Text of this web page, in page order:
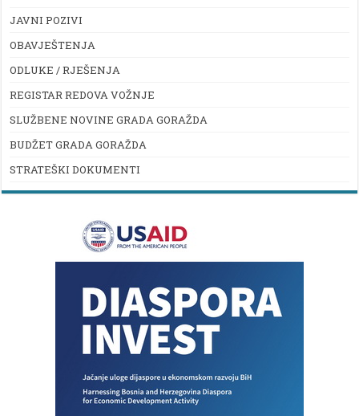
JAVNI POZIVI
OBAVJEŠTENJA
ODLUKE / RJEŠENJA
REGISTAR REDOVA VOŽNJE
SLUŽBENE NOVINE GRADA GORAŽDA
BUDŽET GRADA GORAŽDA
STRATEŠKI DOKUMENTI